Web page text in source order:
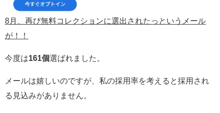
8月、再び無料コレクションに選出されたっというメール
が！！
今度は161個選ばれました。
メールは嬉しいのですが、私の採用率を考えると採用され
る見込みがありません。